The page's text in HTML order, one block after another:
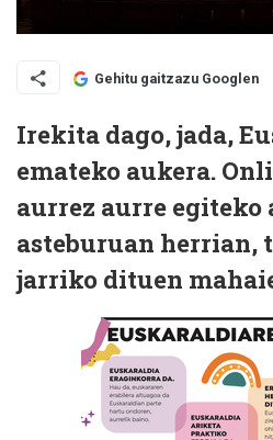
Gehitu gaitzazu Googlen
Irekita dago, jada,
emateko aukera.
aurrez aurre egiteko
asteburuan herrian,
jarriko dituen